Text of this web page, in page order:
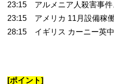
23:15 アルメニア人殺害事件
23:15 アメリカ 11月設備稼
28:15 イギリス カーニー英
[ポイント]